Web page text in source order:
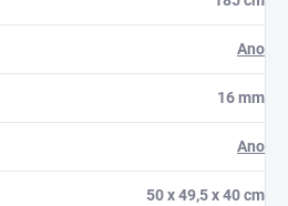
Ano
16 mm
Ano
50 x 49,5 x 40 cm